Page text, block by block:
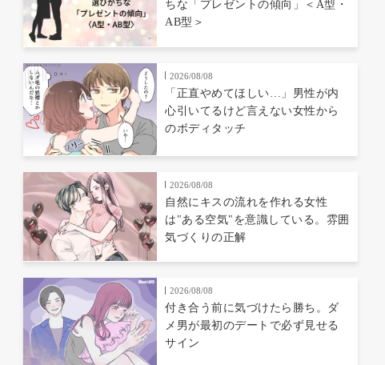
ちな「プレゼントの傾向」＜A型・
AB型＞
2026/08/08
「正直やめてほしい…」男性が内
心引いてるけど言えない女性から
のボディタッチ
2026/08/08
自然にキスの流れを作れる女性
は"ある空気"を意識している。雰囲
気づくりの正解
2026/08/08
付き合う前に気づけたら勝ち。ダ
メ男が最初のデートで必ず見せる
サイン